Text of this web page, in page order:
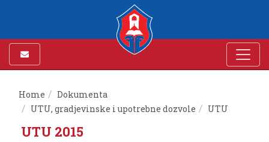
Home
Dokumenta
UTU, gradjevinske i upotrebne dozvole
UTU
UTU 2015